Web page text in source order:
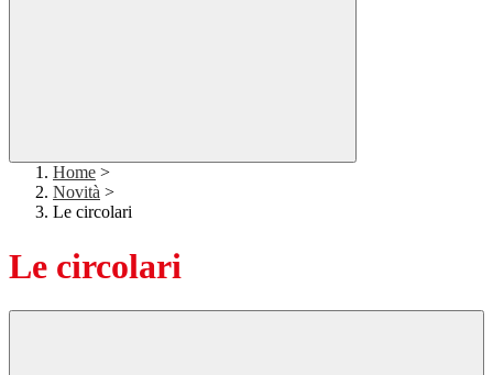
Home >
Novità >
Le circolari
Le circolari